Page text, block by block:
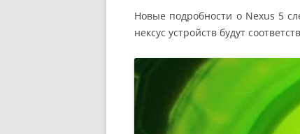
Новые подробности о Nexus 5
нексус устройств будут